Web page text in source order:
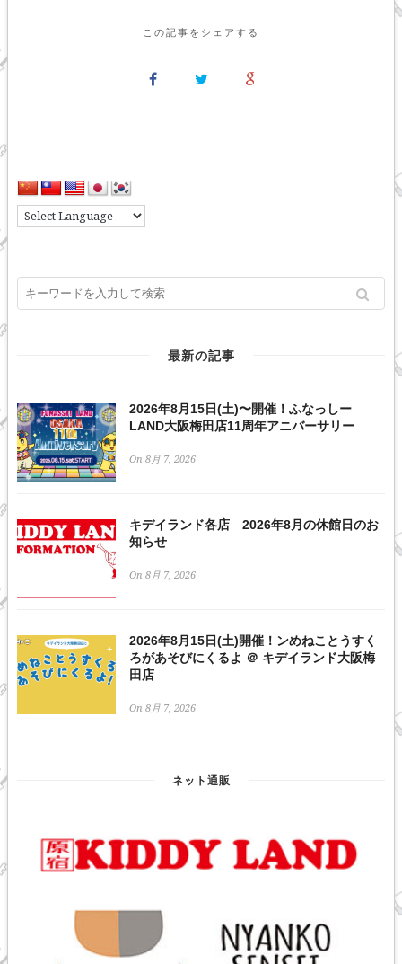
この記事をシェアする
最新の記事
2026年8月15日(土)〜開催！ふなっしー
LAND大阪梅田店11周年アニバーサリー
On 8月 7, 2026
キデイランド各店 2026年8月の休館日のお
知らせ
On 8月 7, 2026
2026年8月15日(土)開催！ンめねことうすく
ろがあそびにくるよ ＠ キデイランド大阪梅
田店
On 8月 7, 2026
ネット通販